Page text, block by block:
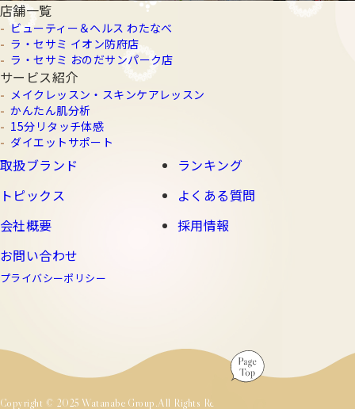
店舗一覧
ビューティー＆ヘルス わたなべ
ラ・セサミ イオン防府店
ラ・セサミ おのだサンパーク店
サービス紹介
メイクレッスン・スキンケアレッスン
かんたん肌分析
15分リタッチ体感
ダイエットサポート
取扱ブランド
ランキング
トピックス
よくある質問
会社概要
採用情報
お問い合わせ
プライバシーポリシー
Copyright © 2025 Watanabe Group.All Rights Reserved.